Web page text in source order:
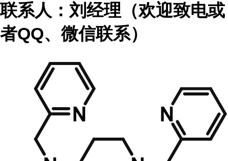
联系人：刘经理（欢迎致电或
者QQ、微信联系）